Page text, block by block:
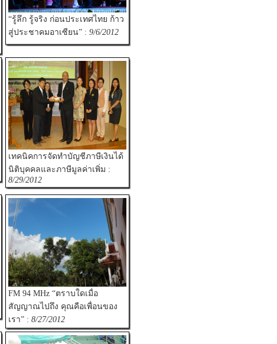
“รู้ลึก รู้จริง ก่อนประเทศไทย ก้าว
สู่ประชาคมอาเซียน” : 9/6/2012
เทคนิคการจัดทำบัญชีภาษีเงินได้
นิติบุคคลและภาษีมูลค่าเพิ่ม :
8/29/2012
FM 94 MHz “ตราบใดเมื่อ
สัญญาณไปถึง คุณคือเพื่อนของ
เรา” : 8/27/2012